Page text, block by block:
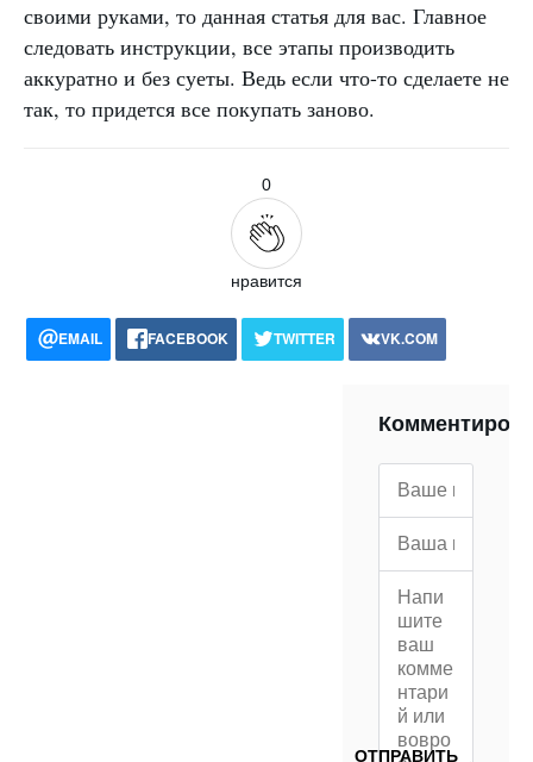
своими руками, то данная статья для вас. Главное
следовать инструкции, все этапы производить
аккуратно и без суеты. Ведь если что-то сделаете не
так, то придется все покупать заново.
0
нравится
EMAIL FACEBOOK TWITTER
VK.COM